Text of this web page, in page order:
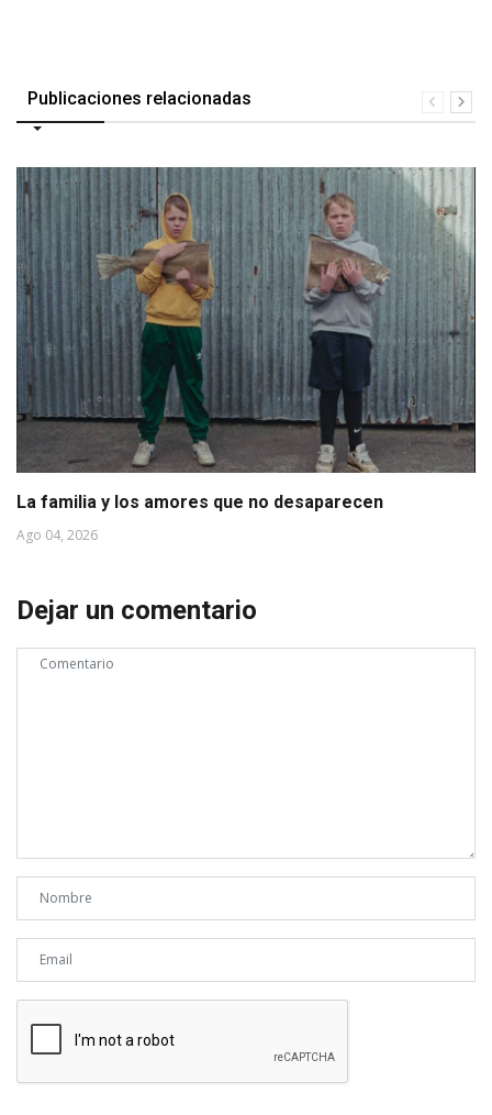
Publicaciones relacionadas
La familia y los amores que no desaparecen
Ago 04, 2026
Dejar un comentario